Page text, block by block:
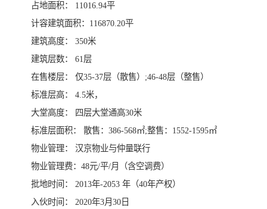
占地面积： 11016.94平
计容建筑面积：116870.20平
建筑高度： 350米
建筑层数： 61层
在售楼层： 仅35-37层（散售）;46-48层（整售）
标准层高： 4.5米，
大堂高度： 四层大堂通高30米
标准层面积： 散售：386-568㎡;整售：1552-1595㎡
物业管理： 汉京物业与仲量联行
物业管理费：48元/平/月（含空调费）
批地时间： 2013年-2053 年（40年产权）
入伙时间： 2020年3月30日